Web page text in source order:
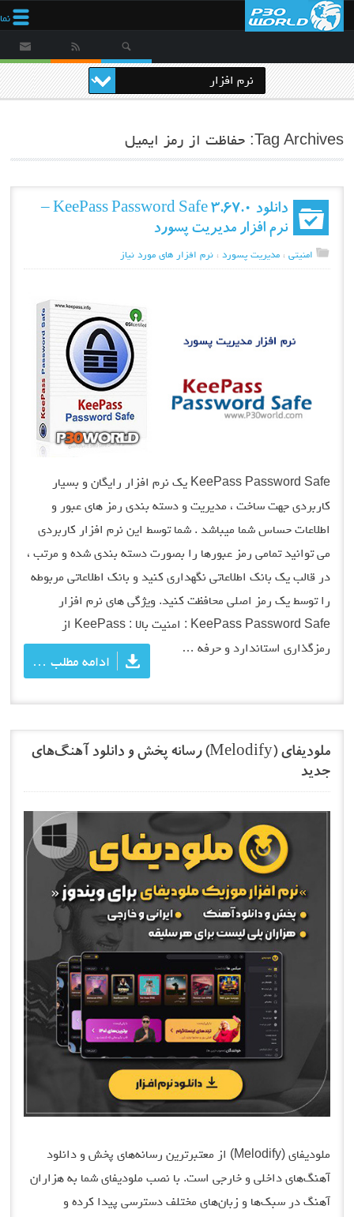
Tag Archives: حفاظت از رمز ایمیل
دانلود KeePass Password Safe 3.67.0 –
نرم افزار مدیریت پسورد
امنیتی ،مدیریت پسورد ،نرم افزار های مورد نیاز
KeePass Password Safe یک نرم افزار رایگان و بسیار
کاربردی جهت ساخت ، مدیریت و دسته بندی رمز های عبور و
اطلاعات حساس شما میباشد . شما توسط این نرم افزار کاربردی
می توانید تمامی رمز عبورها را بصورت دسته بندی شده و مرتب ،
در قالب یک بانک اطلاعاتی نگهداری کنید و بانک اطلاعاتی مربوطه
را توسط یک رمز اصلی محافظت کنید. ویژگی های نرم افزار
KeePass Password Safe : امنیت بالا : KeePass از
رمزگذاری استاندارد و حرفه …
ادامه مطلب …
ملودیفای (Melodify) رسانه پخش و دانلود آهنگ‌های
جدید
ملودیفای (Melodify) از معتبرترین رسانه‌های پخش و دانلود
آهنگ‌های داخلی و خارجی است. با نصب ملودیفای شما به هزاران
آهنگ در سبک‌ها و زبان‌های مختلف دسترسی پیدا کرده و